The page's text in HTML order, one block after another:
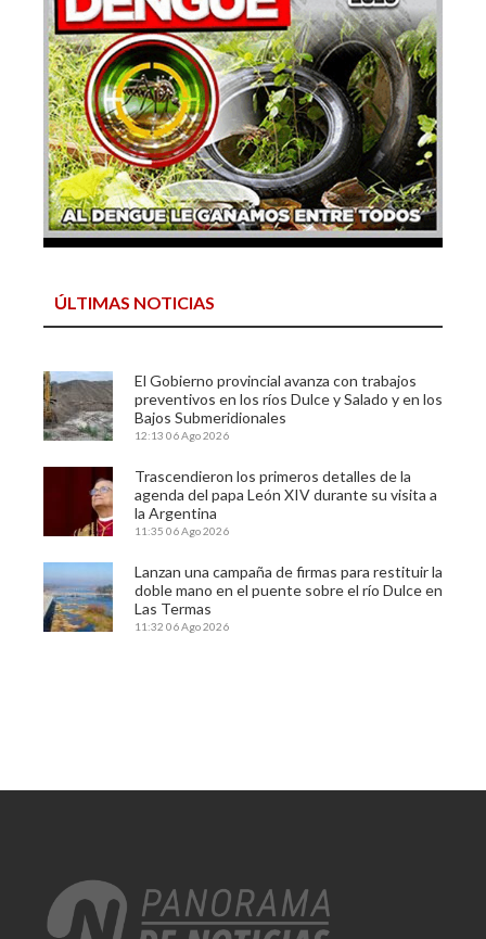
ÚLTIMAS NOTICIAS
El Gobierno provincial avanza con trabajos
preventivos en los ríos Dulce y Salado y en los
Bajos Submeridionales
12:13 06 Ago 2026
Trascendieron los primeros detalles de la
agenda del papa León XIV durante su visita a
la Argentina
11:35 06 Ago 2026
Lanzan una campaña de firmas para restituir la
doble mano en el puente sobre el río Dulce en
Las Termas
11:32 06 Ago 2026